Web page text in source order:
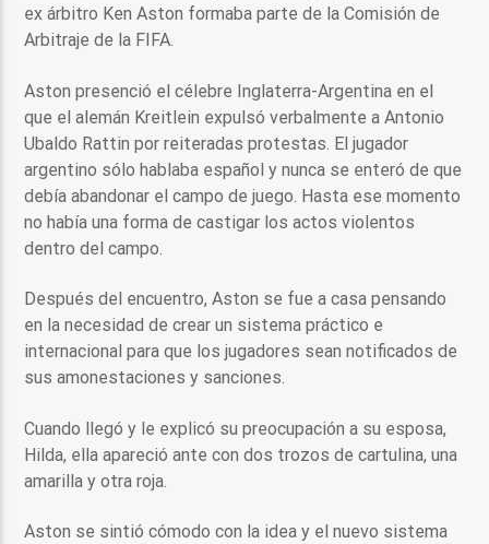
ex árbitro Ken Aston formaba parte de la Comisión de
Arbitraje de la FIFA.
Aston presenció el célebre Inglaterra-Argentina en el
que el alemán Kreitlein expulsó verbalmente a Antonio
Ubaldo Rattin por reiteradas protestas. El jugador
argentino sólo hablaba español y nunca se enteró de que
debía abandonar el campo de juego. Hasta ese momento
no había una forma de castigar los actos violentos
dentro del campo.
Después del encuentro, Aston se fue a casa pensando
en la necesidad de crear un sistema práctico e
internacional para que los jugadores sean notificados de
sus amonestaciones y sanciones.
Cuando llegó y le explicó su preocupación a su esposa,
Hilda, ella apareció ante con dos trozos de cartulina, una
amarilla y otra roja.
Aston se sintió cómodo con la idea y el nuevo sistema